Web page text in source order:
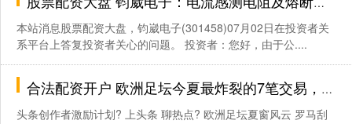
本站消息股票配资大盘，钧崴电子(301458)07月02日在投资者关
系平台上答复投资者关心的问题。 投资者：您好，由于公....
合法配资开户 欧洲足坛今夏最炸裂的7笔交易，罗马、切尔西、沙特谁更狠？_费内巴切_国米_马赛
头条创作者激励计划? 上头条 聊热点? 欧洲足坛夏窗风云 罗马刮